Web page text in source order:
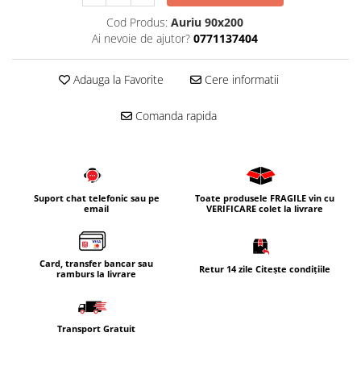
Cod Produs: Auriu 90x200
Ai nevoie de ajutor? 0771137404
Adauga la Favorite Cere informatii
Comanda rapida
Suport chat telefonic sau pe
email
Toate produsele FRAGILE vin cu
VERIFICARE colet la livrare
Card, transfer bancar sau
ramburs la livrare
Retur 14 zile Citește condițiile
Transport Gratuit